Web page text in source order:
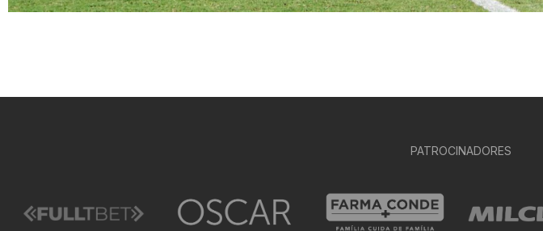
PATROCINADORES